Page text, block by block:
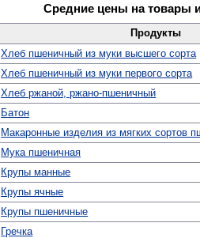
Средние цены на товары
Продукты
Хлеб пшеничный из муки высшего сорта
Хлеб пшеничный из муки первого сорта
Хлеб ржаной, ржано-пшеничный
Батон
Макаронные изделия из мягких сортов
Мука пшеничная
Крупы манные
Крупы ячные
Крупы пшеничные
Гречка